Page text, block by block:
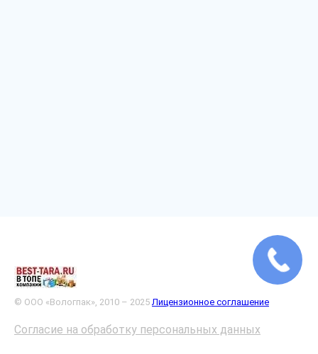
© ООО «Вологпак», 2010 – 2025 Лицензионное соглашение
Согласие на обработку персональных данных